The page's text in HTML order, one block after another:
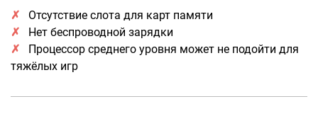
Отсутствие слота для карт памяти
Нет беспроводной зарядки
Процессор среднего уровня может не подойти для
тяжёлых игр